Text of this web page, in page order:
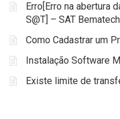
Erro[Erro na abertura
S@T] – SAT
Como Cadastrar um
Instalação Software
Existe limite de